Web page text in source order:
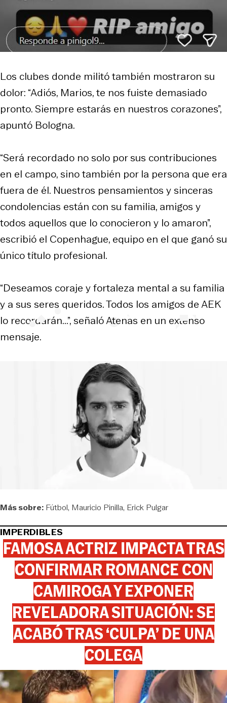
Los clubes donde militó también mostraron su
dolor: “Adiós, Marios, te nos fuiste demasiado
pronto. Siempre estarás en nuestros corazones”,
apuntó Bologna.
“Será recordado no solo por sus contribuciones
en el campo, sino también por la persona que era
fuera de él. Nuestros pensamientos y sinceras
condolencias están con su familia, amigos y
todos aquellos que lo conocieron y lo amaron”,
escribió el Copenhague, equipo en el que ganó su
único título profesional.
“Deseamos coraje y fortaleza mental a su familia
y a sus seres queridos. Todos los amigos de AEK
lo recordarán...”, señaló Atenas en un extenso
mensaje.
Más sobre: Fútbol Mauricio Pinilla Erick Pulgar
IMPERDIBLES
FAMOSA ACTRIZ IMPACTA TRAS
CONFIRMAR ROMANCE CON
CAMIROGA Y EXPONER
REVELADORA SITUACIÓN: SE
ACABÓ TRAS ‘CULPA’ DE UNA
COLEGA